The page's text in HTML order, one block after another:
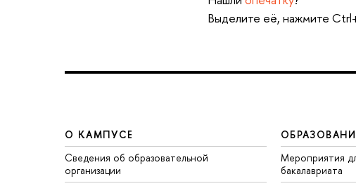
Выделите её, нажмите
О КАМПУСЕ
Сведения об образовательной
организации
Мероприятия
бакалавриата